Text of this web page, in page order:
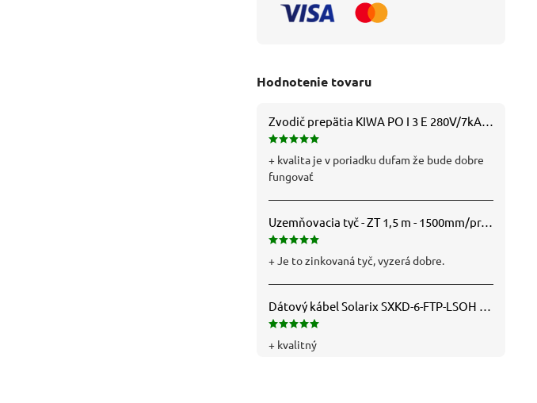
Hodnotenie tovaru
+ kvalita je v poriadku dufam že bude dobre
fungovať
Uzemňovacia tyč - ZT 1,5 m - 1500mm/pr.25mm - Fe/Zn - f712112
+ Je to zinkovaná tyč, vyzerá dobre.
+ kvalitný